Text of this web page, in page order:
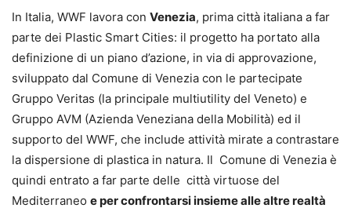
In Italia, WWF lavora con Venezia, prima città italiana a far
parte dei Plastic Smart Cities: il progetto ha portato alla
definizione di un piano d’azione, in via di approvazione,
sviluppato dal Comune di Venezia con le partecipate
Gruppo Veritas (la principale multiutility del Veneto) e
Gruppo AVM (Azienda Veneziana della Mobilità) ed il
supporto del WWF, che include attività mirate a contrastare
la dispersione di plastica in natura. Il Comune di Venezia è
quindi entrato a far parte delle città virtuose del
Mediterraneo e per confrontarsi insieme alle altre realtà